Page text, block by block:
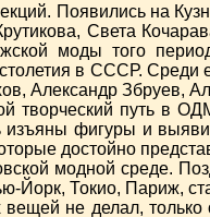
Появились на
Света
моды того
в СССР. Среди
Александр Збруев,
творческий путь в
фигуры и
достойно
модной среде.
Йорк, Токио, Париж,
не делал,